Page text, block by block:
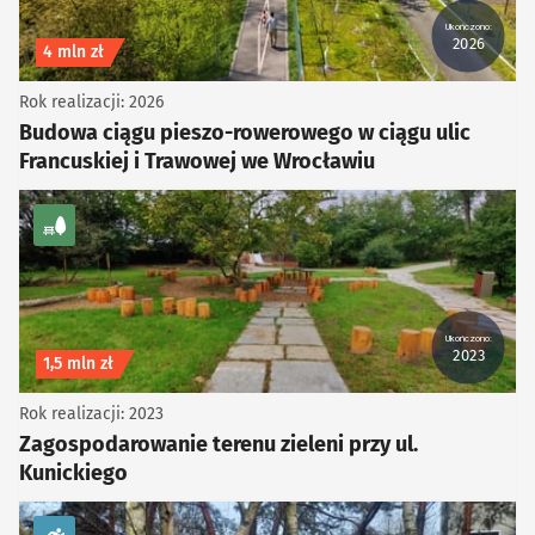
Ukończono:
2026
Koszt inwestycji
4 mln zł
Budowa ciągu pieszo-rowerowego w ciągu ulic
Francuskiej i Trawowej we Wrocławiu
Rok realizacji: 2026
kategoria Zieleń
Ukończono:
2023
Koszt inwestycji
1,5 mln zł
Zagospodarowanie terenu zieleni przy ul.
Kunickiego
Rok realizacji: 2023